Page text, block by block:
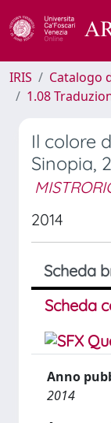
IRIS Catalogo
1.08
Il colore
Sinopia,
2014
Scheda
Scheda
Anno
2014